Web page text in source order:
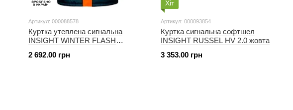
Артикул: 000088578
Куртка утеплена сигнальна
INSIGHT WINTER FLASH
2 692.00 грн
Хіт
Артикул: 000093854
Куртка сигнальна софтшел
INSIGHT RUSSEL HV 2.0 жовта
3 353.00 грн